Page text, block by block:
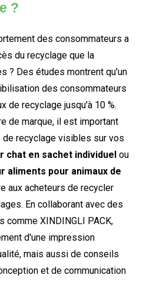
?
des consommateurs a
du recyclage que la
? Des études montrent qu'un
des consommateurs
de recyclage jusqu'à 10 %.
de marque, il est important
recyclage visibles sur vos
chat en sachet individuelou
aliments pour animaux de
aux acheteurs de recycler
En collaborant avec des
XINDINGLI PACK,
d'une impression
mais aussi de conseils
et de communication